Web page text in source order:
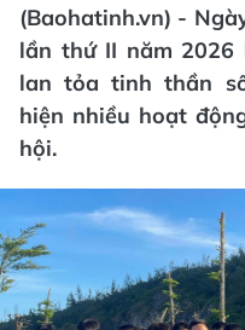
(Baohatinh.vn) -
lần thứ II năm
lan tỏa tinh thần
hiện nhiều hoạt
hội.